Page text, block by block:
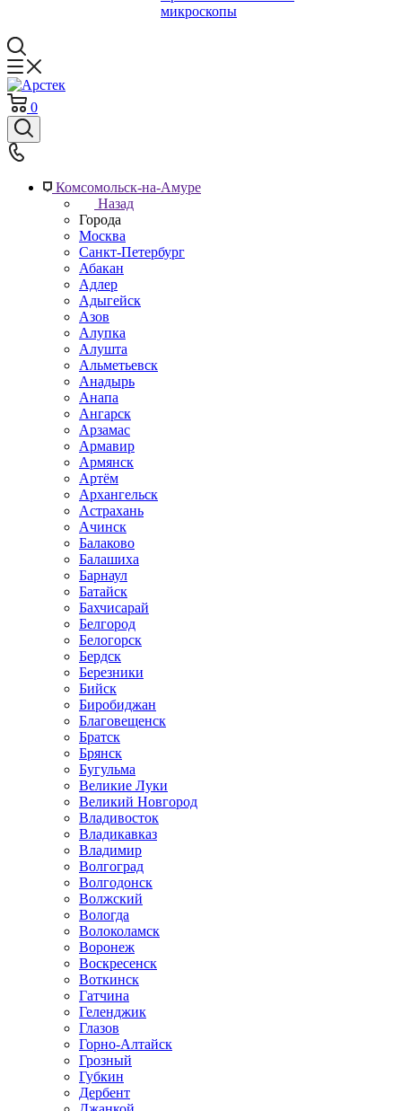
микроскопы
0
Комсомольск-на-Амуре
Назад
Города
Москва
Санкт-Петербург
Абакан
Адлер
Адыгейск
Азов
Алупка
Алушта
Альметьевск
Анадырь
Анапа
Ангарск
Арзамас
Армавир
Армянск
Артём
Архангельск
Астрахань
Ачинск
Балаково
Балашиха
Барнаул
Батайск
Бахчисарай
Белгород
Белогорск
Бердск
Березники
Бийск
Биробиджан
Благовещенск
Братск
Брянск
Бугульма
Великие Луки
Великий Новгород
Владивосток
Владикавказ
Владимир
Волгоград
Волгодонск
Волжский
Вологда
Волоколамск
Воронеж
Воскресенск
Воткинск
Гатчина
Геленджик
Глазов
Горно-Алтайск
Грозный
Губкин
Дербент